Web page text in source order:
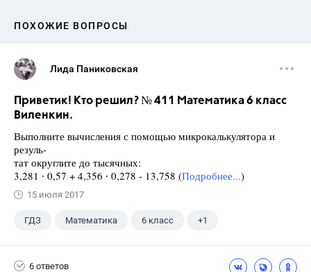
ПОХОЖИЕ ВОПРОСЫ
Лида Паниковская
Приветик! Кто решил? № 411 Математика 6 класс
Виленкин.
Выполните вычисления с помощью микрокалькулятора и
резуль-
тат округлите до тысячных:
3,281 ∙ 0,57 + 4,356 ∙ 0,278 - 13,758 (Подробнее...)
15 июля 2017
ГДЗ Математика 6 класс +1
6 ответов